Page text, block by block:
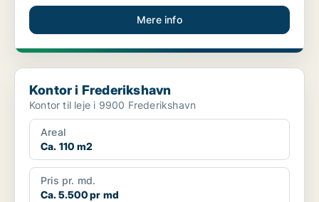
Mere info
Kontor i Frederikshavn
Kontor i Frederikshavn
Kontor til leje i 9900 Frederikshavn
Areal
Ca. 110 m2
Pris pr. md.
Ca. 5.500 pr md